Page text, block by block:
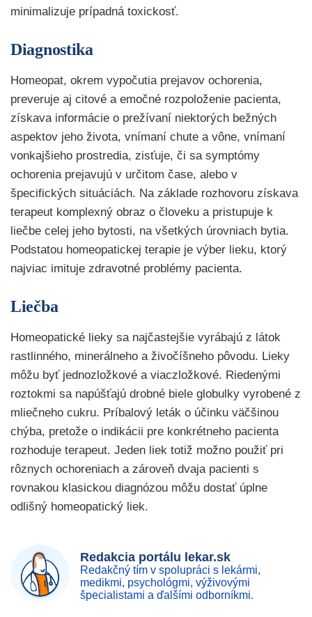
minimalizuje prípadná toxickosť.
Diagnostika
Homeopat, okrem vypočutia prejavov ochorenia,
preveruje aj citové a emočné rozpoloženie pacienta,
získava informácie o prežívaní niektorých bežných
aspektov jeho života, vnímaní chute a vône, vnímaní
vonkajšieho prostredia, zisťuje, či sa symptómy
ochorenia prejavujú v určitom čase, alebo v
špecifických situáciách. Na základe rozhovoru získava
terapeut komplexný obraz o človeku a pristupuje k
liečbe celej jeho bytosti, na všetkých úrovniach bytia.
Podstatou homeopatickej terapie je výber lieku, ktorý
najviac imituje zdravotné problémy pacienta.
Liečba
Homeopatické lieky sa najčastejšie vyrábajú z látok
rastlinného, minerálneho a živočíšneho pôvodu. Lieky
môžu byť jednozložkové a viaczložkové. Riedenými
roztokmi sa napúšťajú drobné biele globulky vyrobené z
mliečneho cukru. Príbalový leták o účinku väčšinou
chýba, pretože o indikácii pre konkrétneho pacienta
rozhoduje terapeut. Jeden liek totiž možno použiť pri
rôznych ochoreniach a zároveň dvaja pacienti s
rovnakou klasickou diagnózou môžu dostať úplne
odlišný homeopatický liek.
Redakcia portálu lekar.sk
Redakčný tím v spolupráci s lekármi,
medikmi, psychológmi, výživovými
špecialistami a ďalšími odborníkmi.